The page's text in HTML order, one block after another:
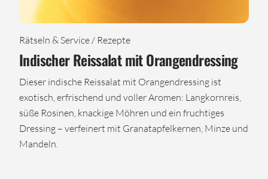
Rätseln & Service / Rezepte
Indischer Reissalat mit Orangendressing
Dieser indische Reissalat mit Orangendressing ist
exotisch, erfrischend und voller Aromen: Langkornreis,
süße Rosinen, knackige Möhren und ein fruchtiges
Dressing – verfeinert mit Granatapfelkernen, Minze und
Mandeln.